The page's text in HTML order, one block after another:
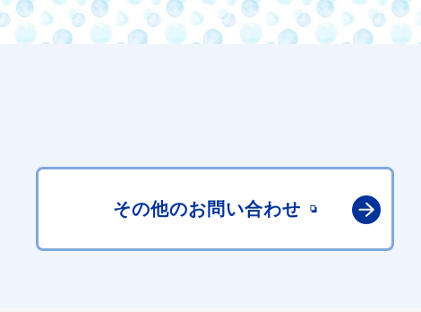
その他のお問い合わせ